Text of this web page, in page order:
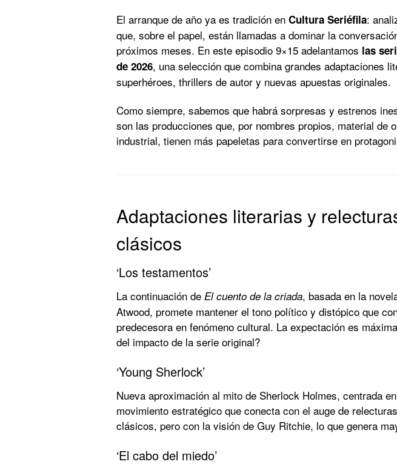
El arranque de año ya es tradición en Cultura Seriéfila:
que, sobre el papel, están llamadas a dominar la
próximos meses. En este episodio 9×15 adelantamos las
de 2026, una selección que combina grandes adaptaciones
superhéroes, thrillers de autor y nuevas apuestas originales.
Como siempre, sabemos que habrá sorpresas y estrenos
son las producciones que, por nombres propios, material de
industrial, tienen más papeletas para convertirse en
Adaptaciones literarias y
clásicos
‘Los testamentos’
La continuación de El cuento de la criada, basada en la
Atwood, promete mantener el tono político y distópico que
predecesora en fenómeno cultural. La expectación es
del impacto de la serie original?
‘Young Sherlock’
Nueva aproximación al mito de Sherlock Holmes, centrada
movimiento estratégico que conecta con el auge de
clásicos, pero con la visión de Guy Ritchie, lo que genera
‘El cabo del miedo’